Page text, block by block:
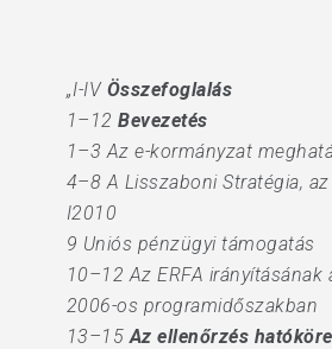
„I-IV Összefoglalás
1–12Bevezetés
1–3 Az e-kormányzat
4–8 A Lisszaboni Stratégia,
I2010
9 Uniós pénzügyi támogatás
10–12 Az ERFA irányításának
2006-os programidőszakban
13–15Az ellenőrzés